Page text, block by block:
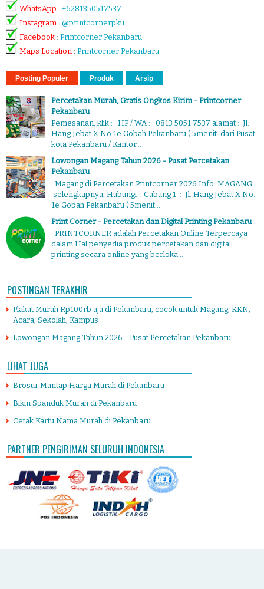
WhatsApp : +6281350517537
Instagram : @printcornerpku
Facebook : Printcorner Pekanbaru
Maps Location : Printcorner Pekanbaru
Posting Populer Produk Arsip
Percetakan Murah, Gratis Ongkos Kirim - Printcorner
Pekanbaru
Pemesanan, klik : HP / WA : 0813 5051 7537 alamat : Jl.
Hang Jebat X No.1e Gobah Pekanbaru ( 5menit dari Pusat
kota Pekanbaru / Kantor...
Lowongan Magang Tahun 2026 - Pusat Percetakan
Pekanbaru
Magang di Percetakan Printcorner 2026 Info MAGANG
selengkapnya, Hubungi : Cabang 1 : Jl. Hang Jebat X No.
1e Gobah Pekanbaru ( 5menit...
Print Corner - Percetakan dan Digital Printing Pekanbaru
PRINTCORNER adalah Percetakan Online Terpercaya
dalam Hal penyedia produk percetakan dan digital
printing secara online yang berloka...
POSTINGAN TERAKHIR
Plakat Murah Rp100rb aja di Pekanbaru, cocok untuk Magang, KKN,
Acara, Sekolah, Kampus
Lowongan Magang Tahun 2026 - Pusat Percetakan Pekanbaru
LIHAT JUGA
Brosur Mantap Harga Murah di Pekanbaru
Bikin Spanduk Murah di Pekanbaru
Cetak Kartu Nama Murah di Pekanbaru
PARTNER PENGIRIMAN SELURUH INDONESIA